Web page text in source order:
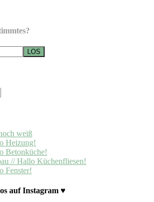
weiß
Heizung!
Betonküche!
// Hallo Küchenfliesen!
Fenster!
auf Instagram ♥